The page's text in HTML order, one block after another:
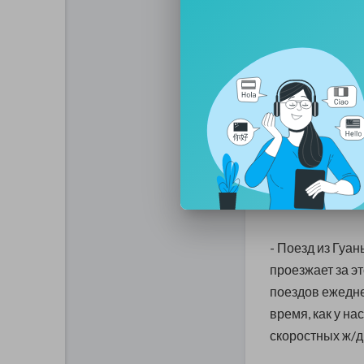
- А еще в Китае
аэропортов...
каждый раз
построено!)
- Кроме того,
километров.
автомобильный
- Поезд из
проезжает за
поездов
время, как у
скоростных ж/